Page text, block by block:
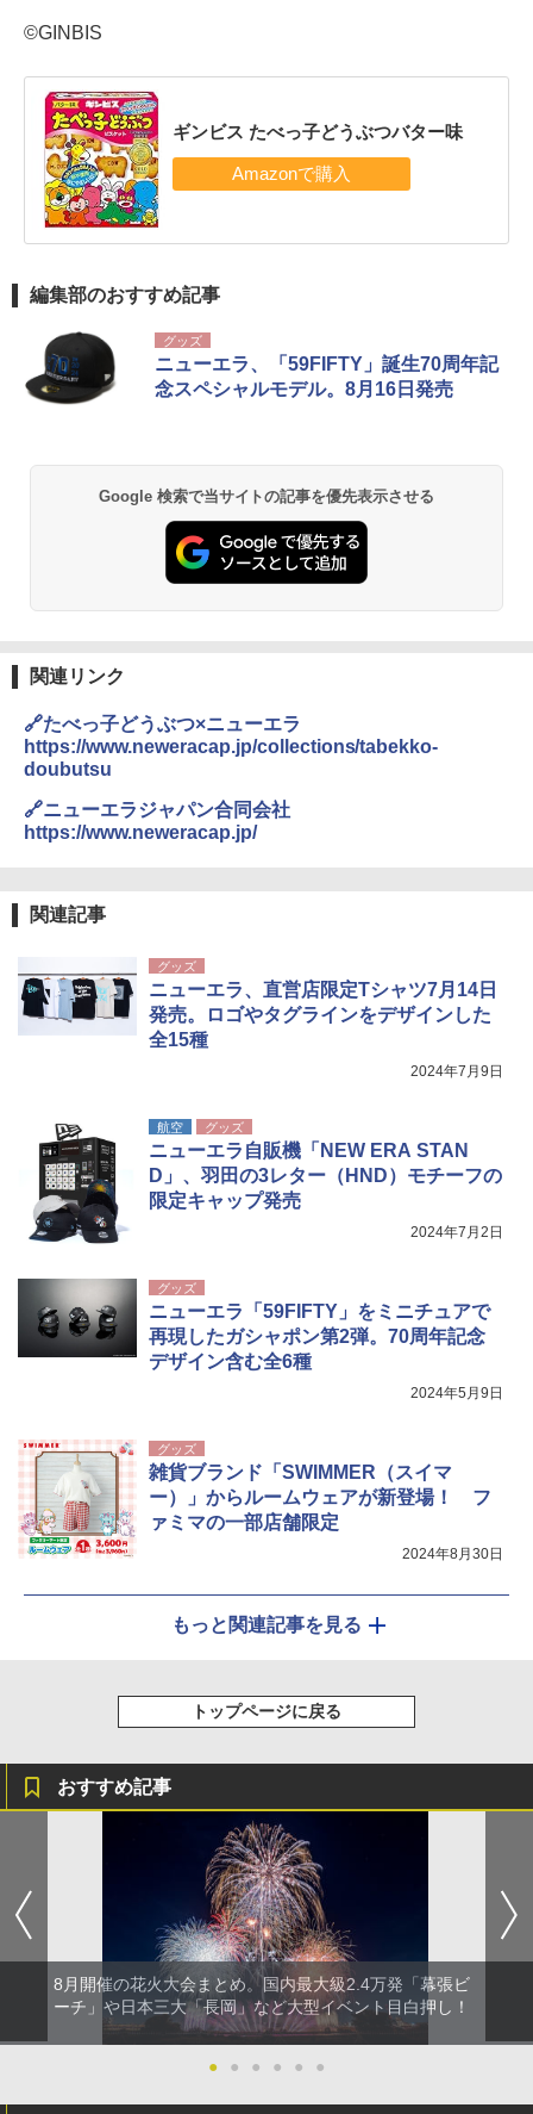
©GINBIS
ギンビス たべっ子どうぶつバター味
編集部のおすすめ記事
グッズ
ニューエラ、「59FIFTY」誕生70周年記
念スペシャルモデル。8月16日発売
Google 検索で当サイトの記事を優先表示させる
関連リンク
🔗たべっ子どうぶつ×ニューエラ
https://www.neweracap.jp/collections/tabekko-
doubutsu
🔗ニューエラジャパン合同会社
https://www.neweracap.jp/
関連記事
グッズ
ニューエラ、直営店限定Tシャツ7月14日
発売。ロゴやタグラインをデザインした
全15種
2024年7月9日
航空 グッズ
ニューエラ自販機「NEW ERA STAN
D」、羽田の3レター（HND）モチーフの
限定キャップ発売
2024年7月2日
グッズ
ニューエラ「59FIFTY」をミニチュアで
再現したガシャポン第2弾。70周年記念
デザイン含む全6種
2024年5月9日
グッズ
雑貨ブランド「SWIMMER（スイマ
ー）」からルームウェアが新登場！ フ
ァミマの一部店舗限定
2024年8月30日
もっと関連記事を見る
トップページに戻る
おすすめ記事
8月開催の花火大会まとめ。国内最大級2.4万発「幕張ビ
ーチ」や日本三大「長岡」など大型イベント目白押し！
● ● ● ● ● ●